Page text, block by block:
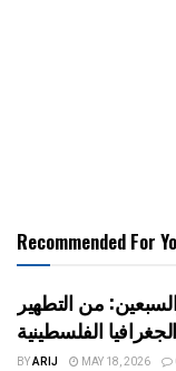
Recommended For
من التطهير
BYARIJ MAY 18, 2026